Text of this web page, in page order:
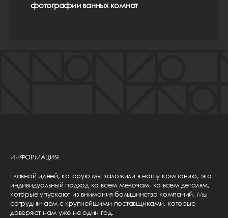
фотографии ванных комнат
ИНФОРМАЦИЯ
Главной идеей, которую мы заложили в нашу компанию, это
индивидуальный подход ко всем мелочам, ко всем деталям,
которые упускают из внимания большинство компаний. Мы
сотрудничаем с крупнейшими поставщиками, которые
доверяют нам уже не один год.